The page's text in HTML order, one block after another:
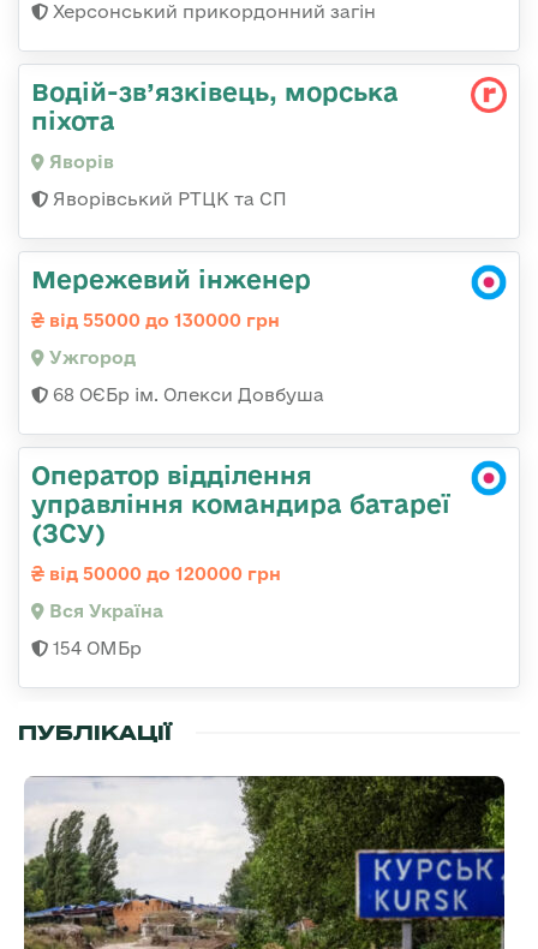
Херсонський прикордонний загін
Водій-зв’язківець, морська
піхота
Яворів
Яворівський РТЦК та СП
Мережевий інженер
від 55000 до 130000 грн
Ужгород
68 ОЄБр ім. Олекси Довбуша
Оператор відділення
управління командира батареї
(ЗСУ)
від 50000 до 120000 грн
Вся Україна
154 ОМБр
ПУБЛІКАЦІЇ